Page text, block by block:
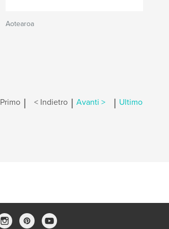
Aotearoa
Primo | < Indietro | Avanti > | Ultimo